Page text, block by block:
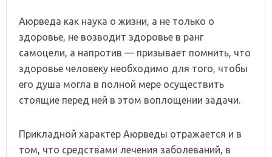
Аюрведа как наука о жизни, а не только о
здоровье, не возводит здоровье в ранг
самоцели, а напротив — призывает помнить, что
здоровье человеку необходимо для того, чтобы
его душа могла в полной мере осуществить
стоящие перед ней в этом воплощении задачи.
Прикладной характер Аюрведы отражается и в
том, что средствами лечения заболеваний, в